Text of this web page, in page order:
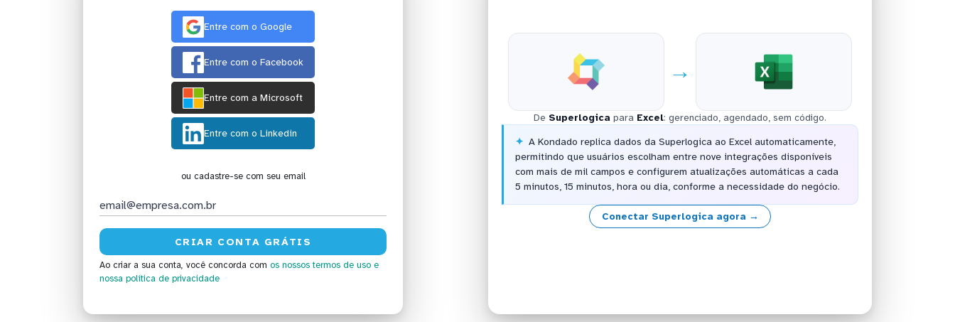
Entre com o Google
Entre com o Facebook
Entre com a Microsoft
Entre com o Linkedin
ou cadastre-se com seu email
Ao criar a sua conta, você concorda com os nossos termos de uso e
nossa política de privacidade
→
De Superlogica para Excel: gerenciado, agendado, sem código.
A Kondado replica dados da Superlogica ao Excel automaticamente,
permitindo que usuários escolham entre nove integrações disponíveis
com mais de mil campos e configurem atualizações automáticas a cada
5 minutos, 15 minutos, hora ou dia, conforme a necessidade do negócio.
Conectar Superlogica agora →